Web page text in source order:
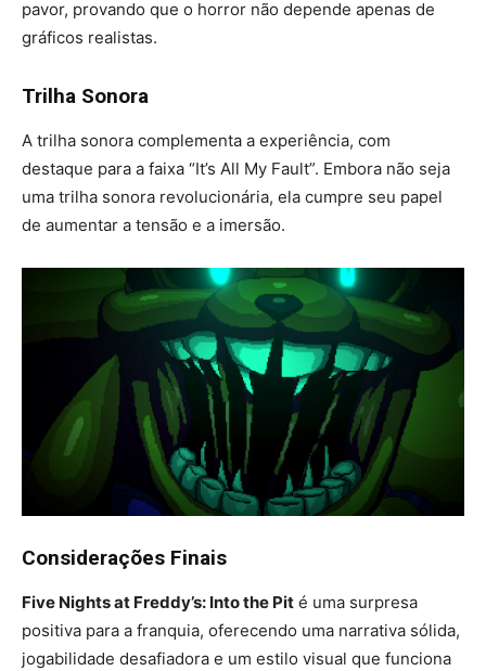
pavor, provando que o horror não depende apenas de
gráficos realistas.
Trilha Sonora
A trilha sonora complementa a experiência, com
destaque para a faixa “It’s All My Fault”. Embora não seja
uma trilha sonora revolucionária, ela cumpre seu papel
de aumentar a tensão e a imersão.
Considerações Finais
Five Nights at Freddy’s: Into the Pit é uma surpresa
positiva para a franquia, oferecendo uma narrativa sólida,
jogabilidade desafiadora e um estilo visual que funciona